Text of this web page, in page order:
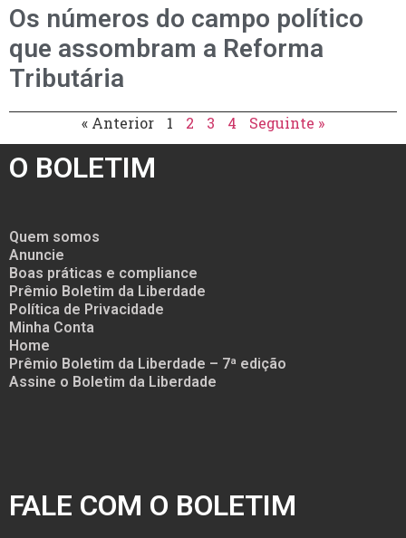
Os números do campo político
que assombram a Reforma
Tributária
« Anterior 1 2 3 4 Seguinte »
O BOLETIM
Quem somos
Anuncie
Boas práticas e compliance
Prêmio Boletim da Liberdade
Política de Privacidade
Minha Conta
Home
Prêmio Boletim da Liberdade – 7ª edição
Assine o Boletim da Liberdade
FALE COM O BOLETIM